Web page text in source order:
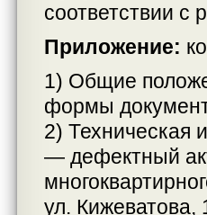
соответствии с
Приложение:
1) Общие
формы
2) Техническая
— дефектный
ул. Кижеватова,